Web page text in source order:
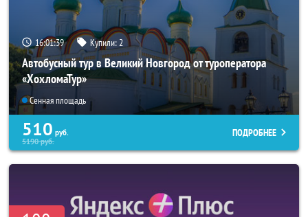
16:01:37 Купили: 2
Автобусный тур в Великий Новгород от туроператора
«ХохломаТур»
Сенная площадь
510 руб.
5190руб.
ПОДРОБНЕЕ